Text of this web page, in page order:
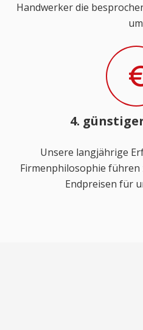
Handwerker die
4.
Unsere langjährige
Firmenphilosophie
Endpreisen für